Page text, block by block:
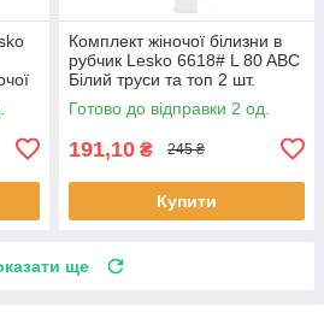
Комплект жіночої білизни в
рубчик Lesko 6618# L 80 ABC
Білий труси та топ 2 шт.
Готово до відправки 2 од.
191,10 ₴ 245 ₴
Купити
ще